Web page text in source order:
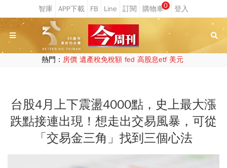
0
熱門： 房價 遺產稅免稅額 fed 高股息etf 美元
台股4月上下震盪4000點，史上最大漲
跌點接連出現！想走出交易風暴，可從
「交易金三角」找到三個心法